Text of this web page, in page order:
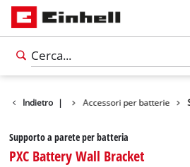
Indietro |
Caricabatterie Accessori per batterie
Supporto a parete per batteria
PXC Battery Wall Bracket